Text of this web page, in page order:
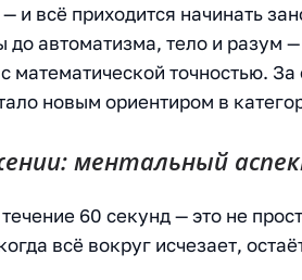
и всё приходится начинать
до автоматизма, тело и
математической точностью.
новым ориентиром в
ментальный
60 секунд — это не
всё вокруг исчезает,